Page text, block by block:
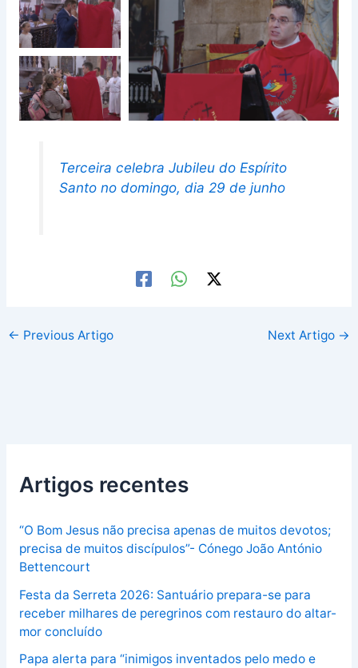
Terceira celebra Jubileu do Espírito
Santo no domingo, dia 29 de junho
← Previous Artigo Next Artigo →
Artigos recentes
“O Bom Jesus não precisa apenas de muitos devotos;
precisa de muitos discípulos”- Cónego João António
Bettencourt
Festa da Serreta 2026: Santuário prepara-se para
receber milhares de peregrinos com restauro do altar-
mor concluído
Papa alerta para “inimigos inventados pelo medo e